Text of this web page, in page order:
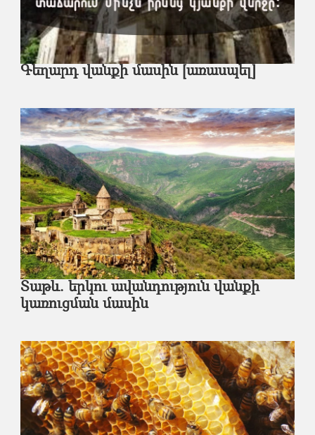
Գեղարդ վանքի մասին [առասպել]
Տաթև. երկու ավանդություն վանքի
կառուցման մասին